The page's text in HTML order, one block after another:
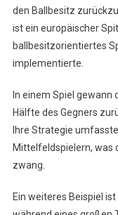
den Ballbesitz
ist ein europäischer
ballbesitzorientiertes
implementierte.
In einem Spiel
Hälfte des Gegners
Ihre Strategie
Mittelfeldspielern, was
zwang.
Ein weiteres Beispiel